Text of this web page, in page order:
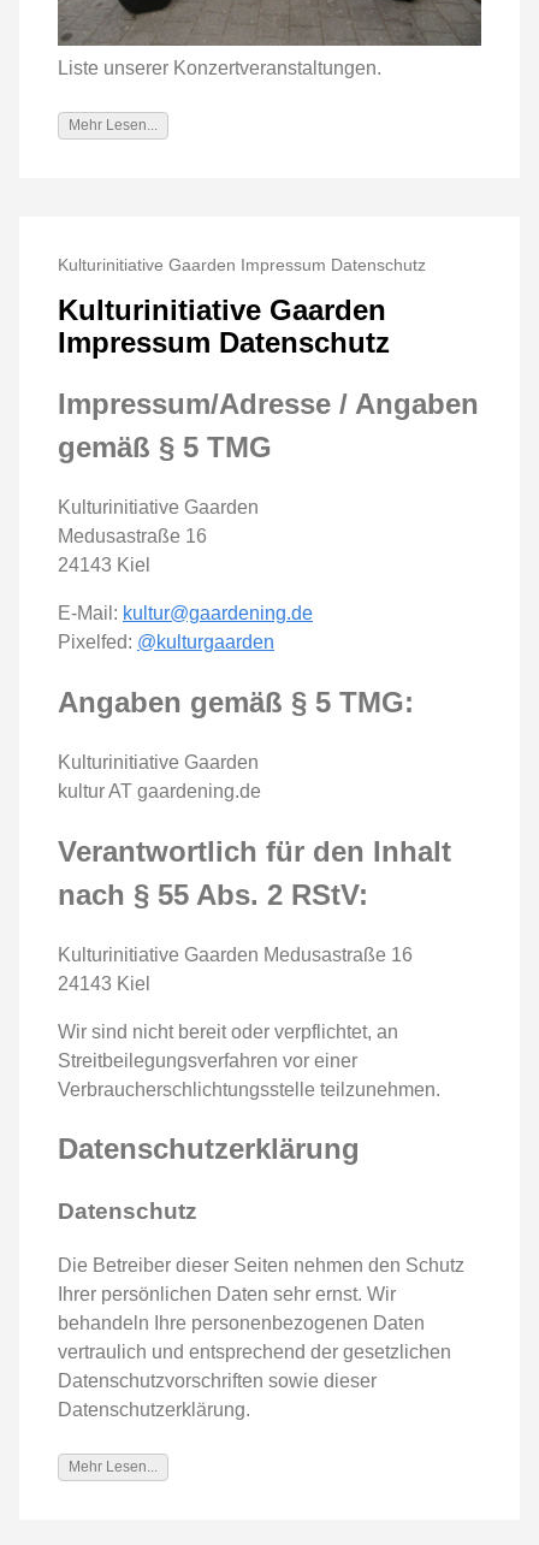
Liste unserer Konzertveranstaltungen.
Mehr Lesen...
Kulturinitiative Gaarden Impressum Datenschutz
Kulturinitiative Gaarden
Impressum Datenschutz
Impressum/Adresse / Angaben
gemäß § 5 TMG
Kulturinitiative Gaarden
Medusastraße 16
24143 Kiel
E-Mail: kultur@gaardening.de
Pixelfed: @kulturgaarden
Angaben gemäß § 5 TMG:
Kulturinitiative Gaarden
kultur AT gaardening.de
Verantwortlich für den Inhalt
nach § 55 Abs. 2 RStV:
Kulturinitiative Gaarden Medusastraße 16
24143 Kiel
Wir sind nicht bereit oder verpflichtet, an
Streitbeilegungsverfahren vor einer
Verbraucherschlichtungsstelle teilzunehmen.
Datenschutzerklärung
Datenschutz
Die Betreiber dieser Seiten nehmen den Schutz
Ihrer persönlichen Daten sehr ernst. Wir
behandeln Ihre personenbezogenen Daten
vertraulich und entsprechend der gesetzlichen
Datenschutzvorschriften sowie dieser
Datenschutzerklärung.
Mehr Lesen...